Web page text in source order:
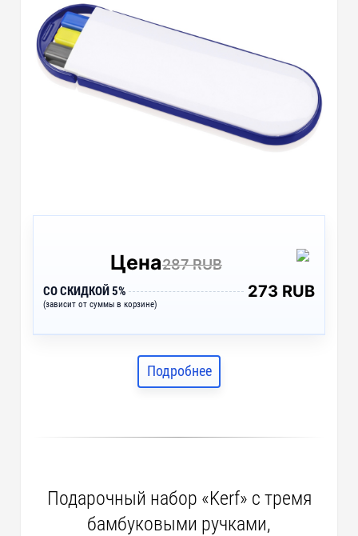
Цена287 RUB
СО СКИДКОЙ 5%
(зависит от суммы в корзине)
273 RUB
Подробнее
Подарочный набор «Kerf» с тремя
бамбуковыми ручками,